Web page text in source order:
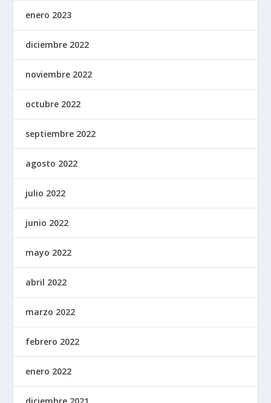
enero 2023
diciembre 2022
noviembre 2022
octubre 2022
septiembre 2022
agosto 2022
julio 2022
junio 2022
mayo 2022
abril 2022
marzo 2022
febrero 2022
enero 2022
diciembre 2021